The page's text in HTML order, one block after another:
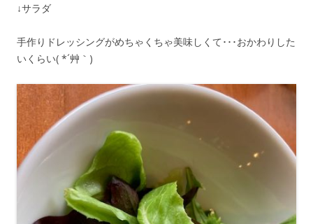
↓サラダ
手作りドレッシングがめちゃくちゃ美味しくて･･･おかわりした
いくらい( *´艸｀)